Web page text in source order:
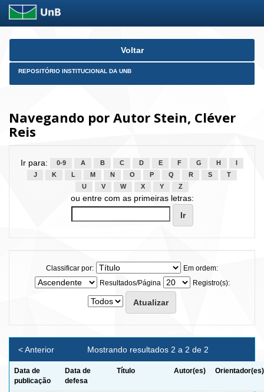
Skip
Voltar
REPOSITÓRIO INSTITUCIONAL DA UNB
Navegando por Autor Stein, Cléver
Reis
Ir para: 0-9 A B C D E F G H
J
K L M N O P Q R S
T
U
V W X Y Z
ou entre com as primeiras letras:
Classificar por:
Em ordem:
Resultados/Página
Registro(s):
Mostrando resultados 2 a 2 de 2
< Anterior
Data de
publicação
Data de
defesa
Título Autor(es) Orientador(es)